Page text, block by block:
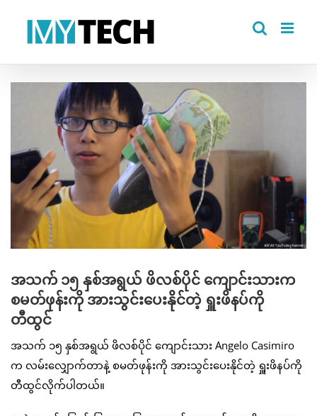
အသက် ၁၅ နှစ်အရွယ် ဖိလစ်ပိုင် ကျောင်းသားက
စမတ်ဖုန်းကို အားသွင်းပေးနိုင်တဲ့ ရှူးဖိနပ်ကို
တီထွင်
အသက် ၁၅ နှစ်အရွယ် ဖိလစ်ပိုင် ကျောင်းသား Angelo Casimiro
က လမ်းလျှောက်တာနဲ့ စမတ်ဖုန်းကို အားသွင်းပေးနိုင်တဲ့ ရှူးဖိနပ်ကို
တီထွင်လိုက်ပါတယ်။